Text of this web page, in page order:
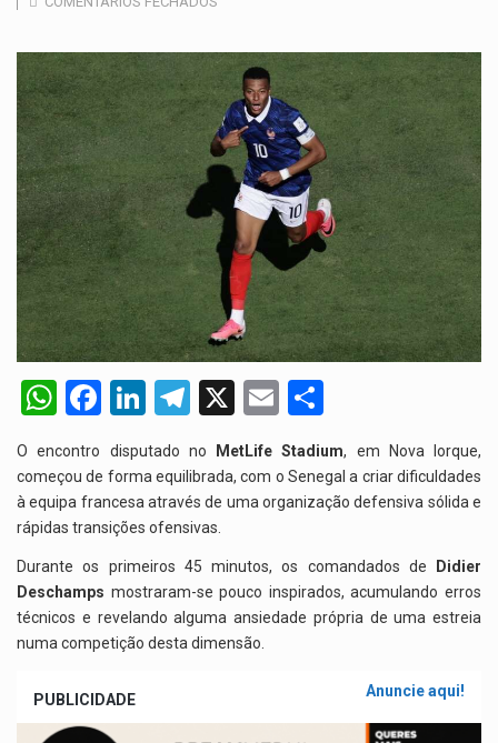
W
at
s
A
p
p
F
a
ce
b
o
o
k
Li
ke
dI
n
T
e
gr
a
m
X
E
m
ail ar
e
O encontro disputado no MetLife Stadium, em Nova Iorque,
começou de forma equilibrada, com o Senegal a criar dificuldades
à equipa francesa através de uma organização defensiva sólida e
rápidas transições ofensivas.
Durante os primeiros 45 minutos, os comandados de
Didier
Deschamps mostraram-se pouco inspirados, acumulando erros
técnicos e revelando alguma ansiedade própria de uma estreia
numa competição desta dimensão.
PUBLICIDADE Anuncie aqui!